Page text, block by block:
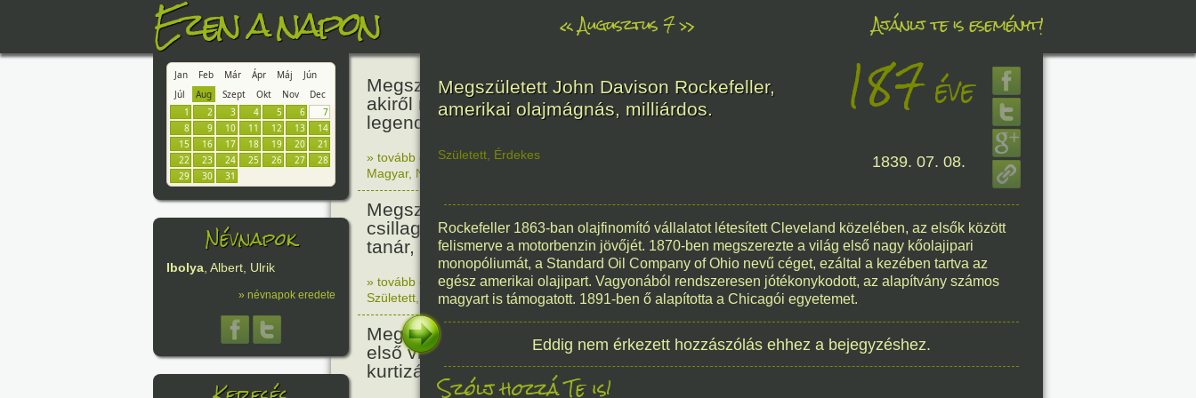
Ezen a napon «Augusztus 7» Ajánlj te is eseményt!
Jan Feb Már Ápr Máj
Jún
Júl
Aug Szept Okt Nov
Dec
1
2 3 4 5 6
7
8
9 10 11 12 13
14
15
16 17 18 19 20
21
22
23 24 25 26 27
28
29
30 31
Névnapok
Ibolya, Albert, Ulrik
» névnapok eredete
Megszületett Báthori Erzsébet,
akiről rémséges és kegyetlen
legendák éltek.
466
» tovább olvasom|Nincs hozzászólás, szólj hozzá!
Magyar, Nő
Megszületett Kondor Gusztáv
csillagász, matematikus, egyetemi
tanár, akadémikus.
201éve
» tovább olvasom| Nincs hozzászólás, szólj hozzá!
Született
Technika,Magyar 1825. 08. 07.
Megszületett Mata Hari, a híres
első világháborús táncosnő,
kurtizán és kém.
150éve
Megszületett John Davison Rockefeller,
amerikai olajmágnás, milliárdos.
187éve
Született Érdekes 1839. 07. 08.
Rockefeller 1863-ban olajfinomító vállalatot létesített Cleveland közelében, az elsők között
felismerve a motorbenzin jövőjét. 1870-ben megszerezte a világ első nagy kőolajipari
monopóliumát, a Standard Oil Company of Ohio nevű céget, ezáltal a kezében tartva az
egész amerikai olajipart. Vagyonából rendszeresen jótékonykodott, az alapítvány számos
magyart is támogatott. 1891-ben ő alapította a Chicagói egyetemet.
Eddig nem érkezett hozzászólás ehhez a bejegyzéshez.
Szólj hozzá Te is!